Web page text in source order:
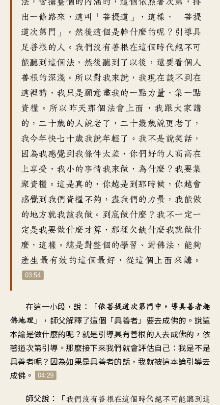
出一條路來，這叫「菩提道」，這樣，「菩提
道次第門」。然後這個是幹什麼的呢？引導具
足善根的人。我們沒有善根在這個時代絕不可
能聽到這個法，然後聽到了以後，還要看個人
善根的深淺。所以對我來說，我現在談不到在
這裡講，我只是願意盡我的一點力量，集一點
資糧。所以昨天那個法會上面，我跟大家講
的，二十歲的人說老了，二十幾歲說更老了，
我今年快七十歲我說年輕了。我不是說笑話，
因為我感覺到我條件太差，你們好的人高高在
上享受，我小的事情我來做，為什麼？我要集
聚資糧。這是真的，你越是到那時候，你越會
感覺到我們資糧不夠，盡我們的力量，我能做
的地方就我該我做。到底做什麼？我不一定一
定是我要做什麼才算，那裡欠缺什麼我就做什
麼，這樣。總是對整個的學習、對佛法，能夠
產生最有效的這個最好，從這個上面來講。
03:54
在這一小段，說：「依菩提道次第門中，導具善者趣
佛地理 」，師父解釋了這個「具善者」要去成佛的。說這
本論是做什麼的呢？就是引導具有善根的人去成佛的，依
著道次第引導。那麼接下來我們就會評估自己：我是不是
具善者呢？因為如果是具善者的話，我就被這本論引導去
成佛。
04:29
師父說：「我們沒有善根在這個時代絕不可能聽到這